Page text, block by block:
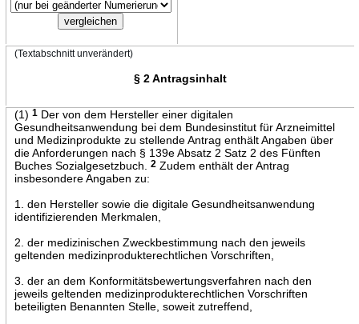
(Textabschnitt unverändert)
§ 2 Antragsinhalt
(1) 1Der von dem Hersteller einer digitalen
Gesundheitsanwendung bei dem Bundesinstitut für Arzneimittel
und Medizinprodukte zu stellende Antrag enthält Angaben über
die Anforderungen nach § 139e Absatz 2 Satz 2 des Fünften
Buches Sozialgesetzbuch.
2Zudem enthält der Antrag
insbesondere Angaben zu:
1. den Hersteller sowie die digitale Gesundheitsanwendung
identifizierenden Merkmalen,
2. der medizinischen Zweckbestimmung nach den jeweils
geltenden medizinprodukterechtlichen Vorschriften,
3. der an dem Konformitätsbewertungsverfahren nach den
jeweils geltenden medizinprodukterechtlichen Vorschriften
beteiligten Benannten Stelle, soweit zutreffend,